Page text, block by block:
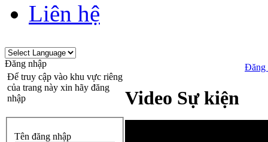
Liên hệ
Đăng nhập
Để truy cập vào khu vực riêng
của trang này xin hãy đăng
nhập
Tên đăng nhập
Đăng
Video Sự kiện